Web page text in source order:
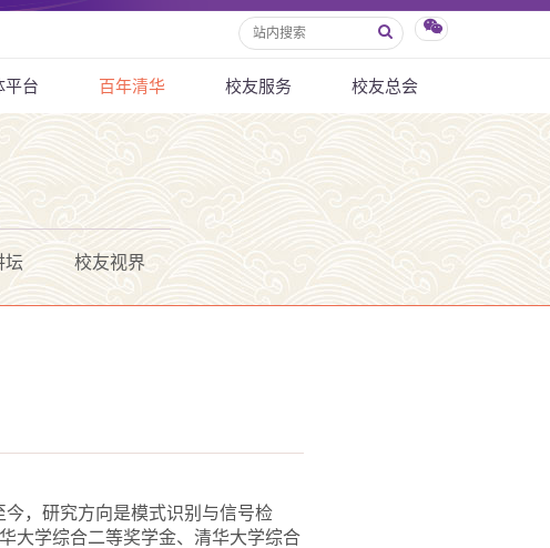
平台 百年清华 校友服务 校友总会
坛 校友视界
今，研究方向是模式识别与信号检
大学综合二等奖学金、清华大学综合